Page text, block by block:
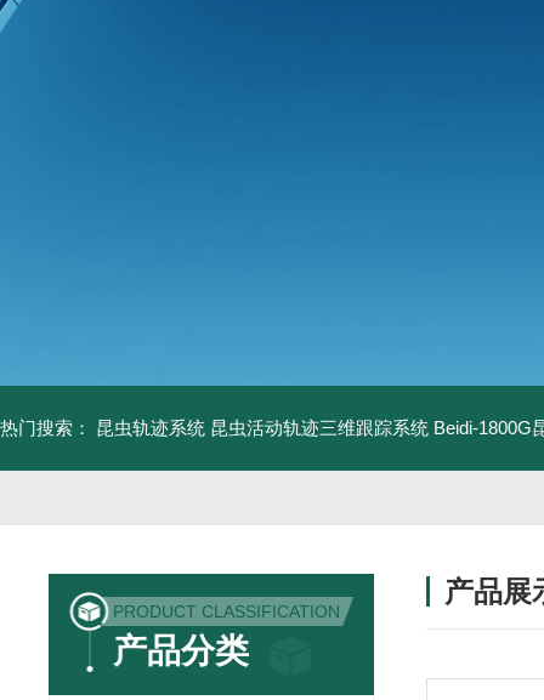
热门搜索： 昆虫轨迹系统 昆虫活动轨迹三维跟踪系统 Beidi-1800G
PRODUCT CLASSIFICATION
产品分类
产品展